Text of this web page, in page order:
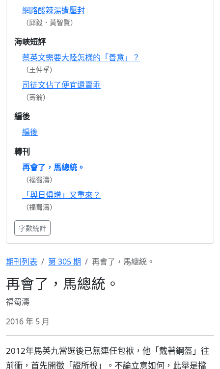
網路酸辣湯遭壓封
（邱毅．黃智賢）
海峽短評
蔡英文需要大陸怎樣的「善意」？
（王仲孚）
司徒文佔了便宜還賣乖
（壽翁）
編後
編後
轉刊
再會了，馬總統。
（福蜀濤）
「與日俱增」又重來？
（福蜀濤）
字數統計
期刊列表 第 305 期 再會了，馬總統。
再會了，馬總統。
福蜀濤
2016 年 5 月
2012年馬英九當選後已無連任包袱，他「戴著鋼盔」往
前衝，首先開徵「證所稅」。不論立意如何，此舉是擋